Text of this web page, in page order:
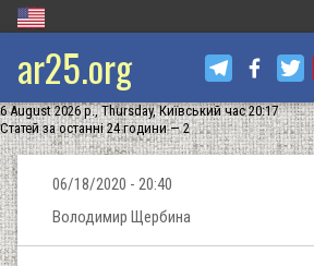
ar25.org
6 August 2026 р., Thursday, Київський час 20:17
Статей за останні 24 години — 2
06/18/2020 - 20:40
Володимир Щербина